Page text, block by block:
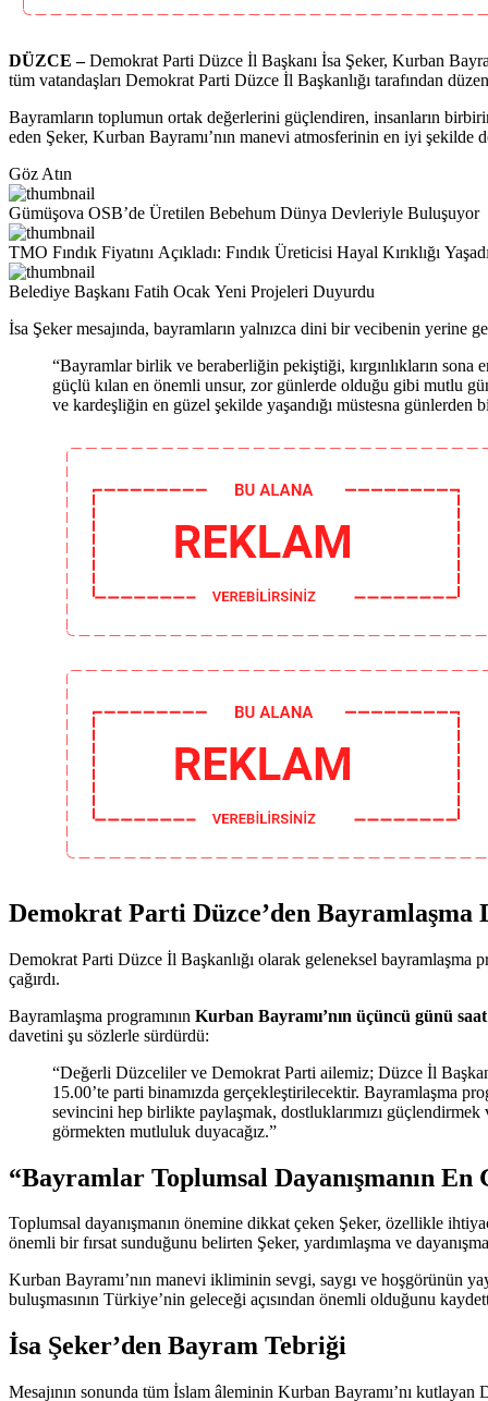
DÜZCE –Demokrat Parti Düzce İl Başkanı İsa Şeker, Kurban
tüm vatandaşları Demokrat Parti Düzce İl Başkanlığı tarafından
Bayramların toplumun ortak değerlerini güçlendiren, insanların
eden Şeker, Kurban Bayramı’nın manevi atmosferinin en iyi
Göz Atın
Gümüşova OSB’de Üretilen Bebehum Dünya Devleriyle Buluşuyor
TMO Fındık Fiyatını Açıkladı: Fındık Üreticisi Hayal Kırıklığı
Belediye Başkanı Fatih Ocak Yeni Projeleri Duyurdu
İsa Şeker mesajında, bayramların yalnızca dini bir vecibenin yerine
“Bayramlar birlik ve beraberliğin pekiştiği, kırgınlıkların sona
güçlü kılan en önemli unsur, zor günlerde olduğu gibi mutlu
ve kardeşliğin en güzel şekilde yaşandığı müstesna günlerden
Demokrat Parti Düzce’den Bayramlaşma
Demokrat Parti Düzce İl Başkanlığı olarak geleneksel bayramlaşma
çağırdı.
Bayramlaşma programının Kurban Bayramı’nın üçüncü günü
davetini şu sözlerle sürdürdü:
“Değerli Düzceliler ve Demokrat Parti ailemiz; Düzce İl
15.00’te parti binamızda gerçekleştirilecektir. Bayramlaşma
sevincini hep birlikte paylaşmak, dostluklarımızı
görmekten mutluluk duyacağız.”
“Bayramlar Toplumsal Dayanışmanın En
Toplumsal dayanışmanın önemine dikkat çeken Şeker, özellikle
önemli bir fırsat sunduğunu belirten Şeker, yardımlaşma ve
Kurban Bayramı’nın manevi ikliminin sevgi, saygı ve hoşgörünün
buluşmasının Türkiye’nin geleceği açısından önemli olduğunu
İsa Şeker’den Bayram Tebriği
Mesajının sonunda tüm İslam âleminin Kurban Bayramı’nı